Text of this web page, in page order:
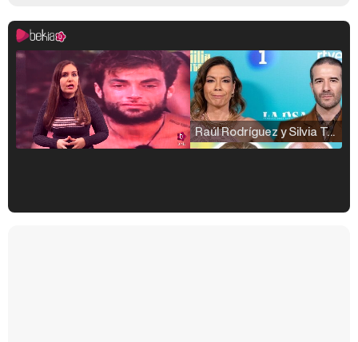
Raúl Rodríguez y Silvia Taulés nos cuentan su papel en 'La familia de la tele'